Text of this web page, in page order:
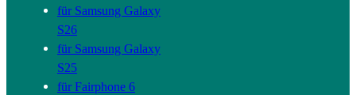
für Samsung Galaxy
S26
für Samsung Galaxy
S25
für Fairphone 6